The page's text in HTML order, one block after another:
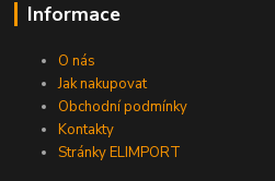
Informace
O nás
Jak nakupovat
Obchodní podmínky
Kontakty
Stránky ELIMPORT